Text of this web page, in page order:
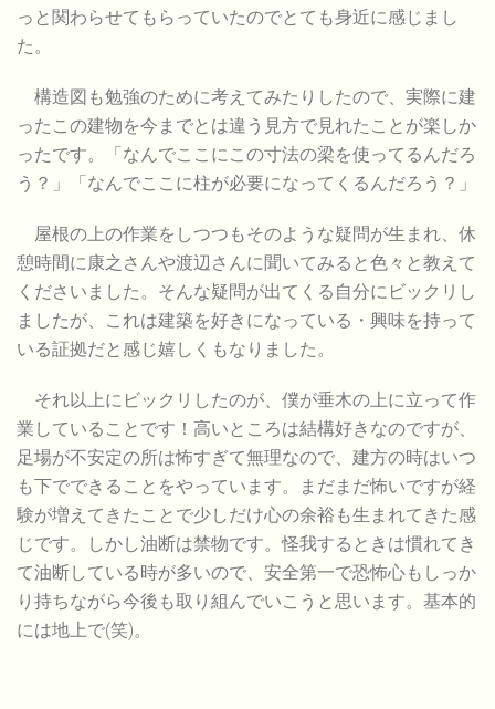
っと関わらせてもらっていたのでとても身近に感じまし
た。
構造図も勉強のために考えてみたりしたので、実際に建
ったこの建物を今までとは違う見方で見れたことが楽しか
ったです。「なんでここにこの寸法の梁を使ってるんだろ
う？」「なんでここに柱が必要になってくるんだろう？」
屋根の上の作業をしつつもそのような疑問が生まれ、休
憩時間に康之さんや渡辺さんに聞いてみると色々と教えて
くださいました。そんな疑問が出てくる自分にビックリし
ましたが、これは建築を好きになっている・興味を持って
いる証拠だと感じ嬉しくもなりました。
それ以上にビックリしたのが、僕が垂木の上に立って作
業していることです！高いところは結構好きなのですが、
足場が不安定の所は怖すぎて無理なので、建方の時はいつ
も下でできることをやっています。まだまだ怖いですが経
験が増えてきたことで少しだけ心の余裕も生まれてきた感
じです。しかし油断は禁物です。怪我するときは慣れてき
て油断している時が多いので、安全第一で恐怖心もしっか
り持ちながら今後も取り組んでいこうと思います。基本的
には地上で(笑)。